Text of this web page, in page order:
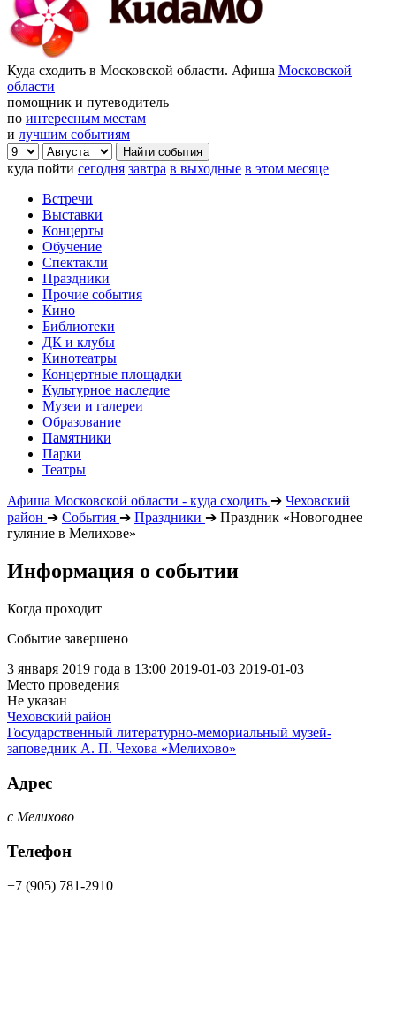
Куда сходить в Московской области. Афиша Московской
области
помощник и путеводитель
по интересным местам
и лучшим событиям
куда пойти сегодня завтра в выходные в этом месяце
Встречи
Выставки
Концерты
Обучение
Спектакли
Праздники
Прочие события
Кино
Библиотеки
ДК и клубы
Кинотеатры
Концертные площадки
Культурное наследие
Музеи и галереи
Образование
Памятники
Парки
Театры
Афиша Московской области - куда сходить ➔ Чеховский
район ➔ События ➔ Праздники ➔ Праздник «Новогоднее
гуляние в Мелихове»
Информация о событии
Когда проходит
Событие завершено
3 января 2019 года в 13:00 2019-01-03 2019-01-03
Место проведения
Не указан
Чеховский район
Государственный литературно-мемориальный музей-
заповедник А. П. Чехова «Мелихово»
Адрес
с Мелихово
Телефон
+7 (905) 781-2910